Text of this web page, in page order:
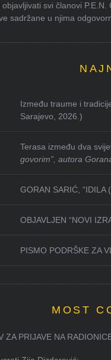
objavljivati svi članovi
sadržane u njima
Između traume i
Sarajevo, 2026.)
Terasa između dva
govorim”, autora
GORAN SARIĆ, “IDILA
OBJAVLJEN “NOVI
PISMO PODRŠKE ZA
MOST
ZA PRIJAVE NA RADIONICE